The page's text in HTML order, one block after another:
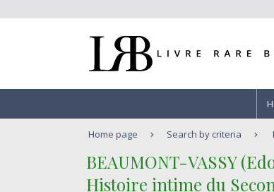
Home page Search by criteria
‎BEAUMONT-VASSY
‎Histoire intime du